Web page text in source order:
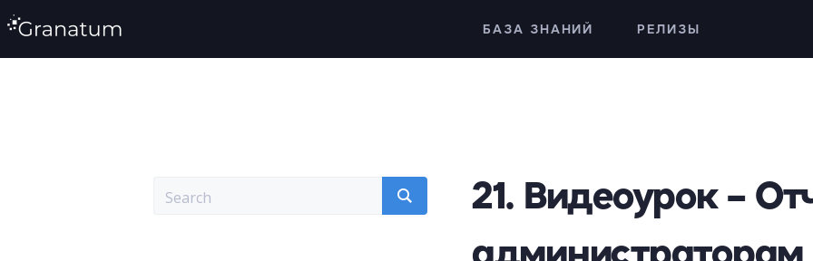
БАЗА ЗНАНИЙ РЕЛИЗЫ
21. Видеоурок –